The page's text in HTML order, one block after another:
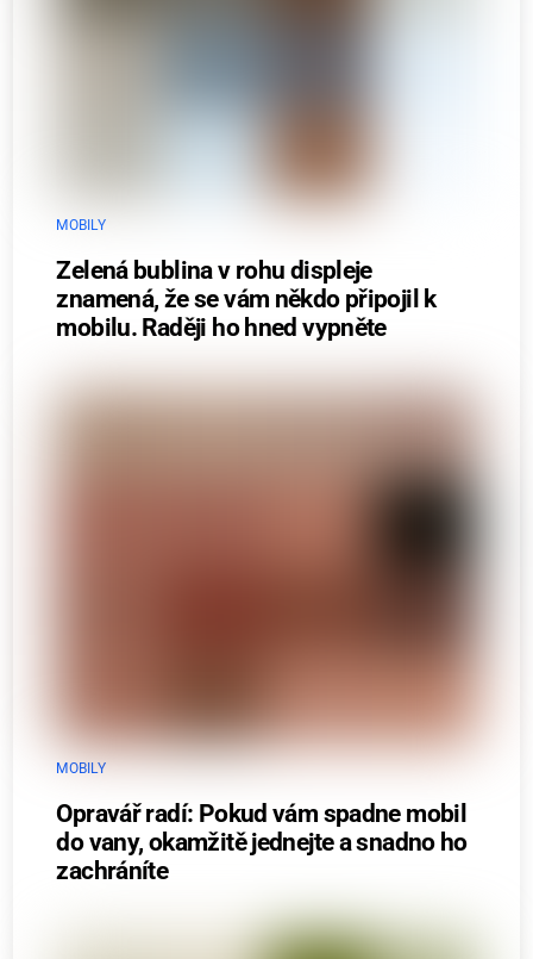
MOBILY
Zelená bublina v rohu displeje
znamená, že se vám někdo připojil k
mobilu. Raději ho hned vypněte
MOBILY
Opravář radí: Pokud vám spadne mobil
do vany, okamžitě jednejte a snadno ho
zachráníte